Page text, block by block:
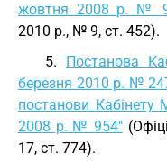
жовтня 2008 р. №
2010 р., № 9, ст. 452).
5. Постанова
березня 2010 р. №
постанови Кабінету
2008 р. № 954"
17, ст. 774).